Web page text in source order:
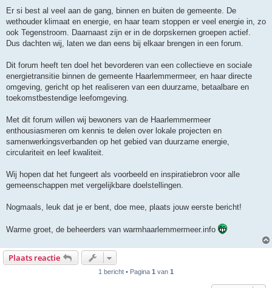
Er si best al veel aan de gang, binnen en buiten de gemeente. De
wethouder klimaat en energie, en haar team stoppen er veel energie in, zo
ook Tegenstroom. Daarnaast zijn er in de dorpskernen groepen actief.
Dus dachten wij, laten we dan eens bij elkaar brengen in een forum.
Dit forum heeft ten doel het bevorderen van een collectieve en sociale
energietransitie binnen de gemeente Haarlemmermeer, en haar directe
omgeving, gericht op het realiseren van een duurzame, betaalbare en
toekomstbestendige leefomgeving.
Met dit forum willen wij bewoners van de Haarlemmermeer
enthousiasmeren om kennis te delen over lokale projecten en
samenwerkingsverbanden op het gebied van duurzame energie,
circulariteit en leef kwaliteit.
Wij hopen dat het fungeert als voorbeeld en inspiratiebron voor alle
gemeenschappen met vergelijkbare doelstellingen.
Nogmaals, leuk dat je er bent, doe mee, plaats jouw eerste bericht!
Warme groet, de beheerders van warmhaarlemmermeer.info
Plaats reactie
1 bericht • Pagina 1 van 1